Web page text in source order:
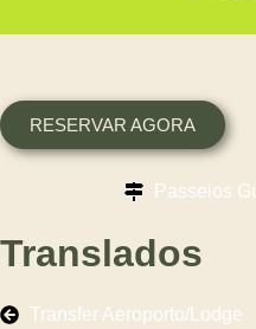
RESERVAR AGORA
Passeios
Translados
Transfer Aeroporto/Lodge